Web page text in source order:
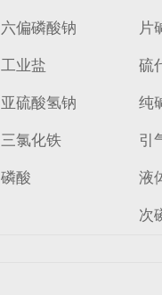
六偏磷酸钠
工业盐
亚硫酸氢钠
三氯化铁
磷酸
片
硫
纯
引
液
次